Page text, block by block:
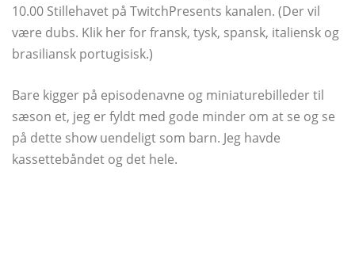
10.00 Stillehavet på TwitchPresents kanalen. (Der vil
være dubs. Klik her for fransk, tysk, spansk, italiensk og
brasiliansk portugisisk.)
Bare kigger på episodenavne og miniaturebilleder til
sæson et, jeg er fyldt med gode minder om at se og se
på dette show uendeligt som barn. Jeg havde
kassettebåndet og det hele.